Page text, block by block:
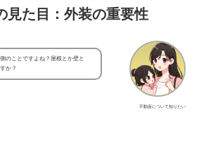
見た目：外装の重要性
不動産について知りたい
のことですよね？屋根とか壁と
か？